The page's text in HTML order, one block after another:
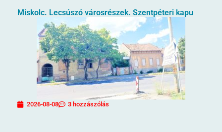
Miskolc. Lecsúszó városrészek. Szentpéteri kapu
2026-08-08 3 hozzászólás